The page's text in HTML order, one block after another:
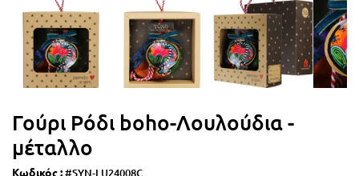
Γούρι Ρόδι boho-Λουλούδια -
μέταλλο
Κωδικός :